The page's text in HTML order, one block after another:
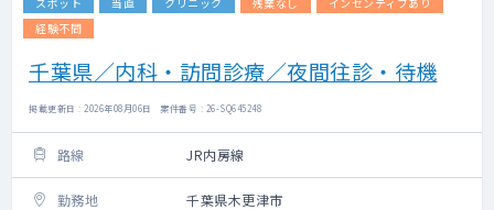
経験不問
千葉県／内科・訪問診療／夜間往診・待機
掲載更新日 : 2026年08月06日 案件番号 : 26-SQ645248
路線 JR内房線
勤務地 千葉県木更津市